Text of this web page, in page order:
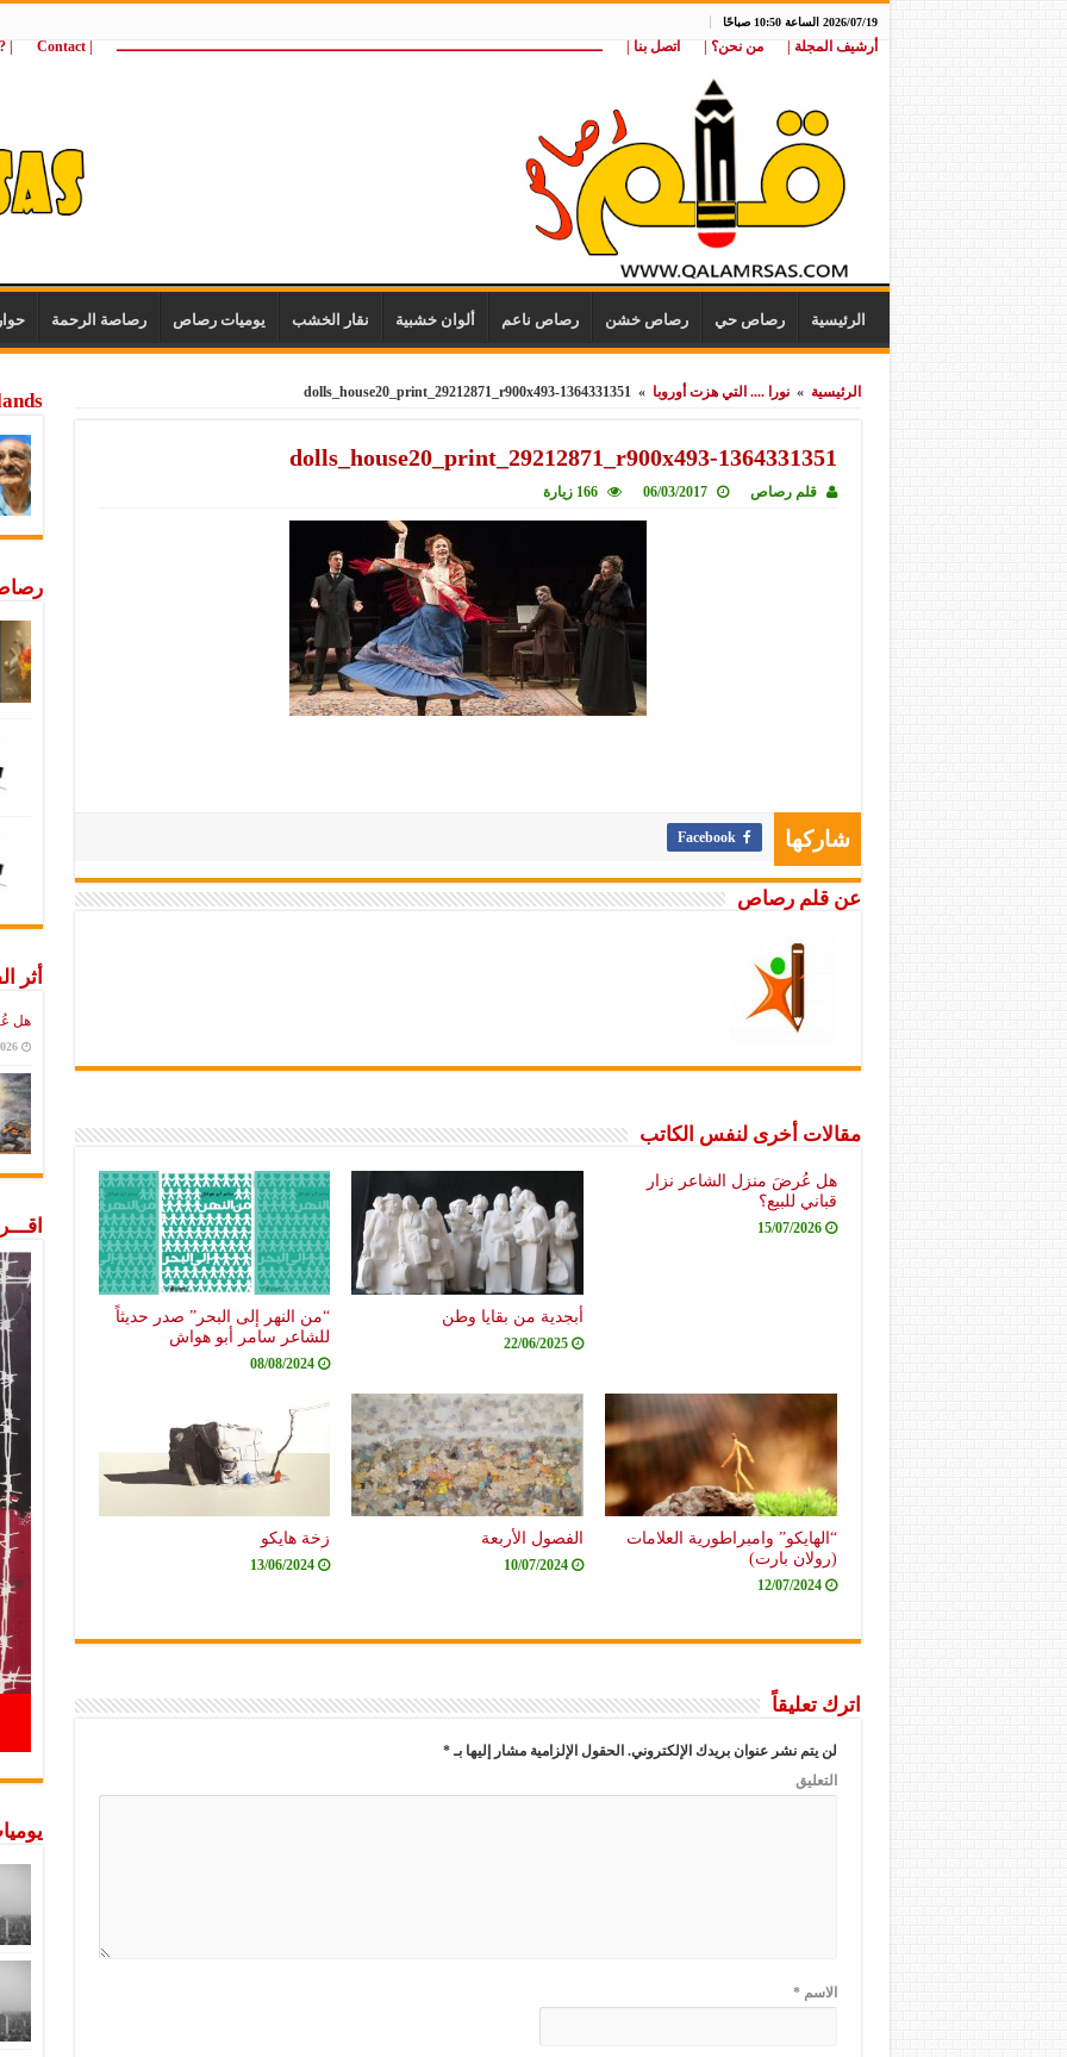
2026/07/19 الساعة 10:50 صباحًا
أرشيف المجلة | من نحن؟ | اتصل بنا | ــــــــــــــــــــــــــــــــــــــــــــــــــــــــــــــــــــــــــــــــــــــــــــــــــــــ | Contact
wij
الرئيسية رصاص حي رصاص خشن رصاص ناعم ألوان خشبية نقار الخشب يوميات رصاص رصاصة الرحمة
الرئيسية » نورا .... التي هزت أوروبا »
1364331351-dolls_house20_print_29212871_r900x493
1364331351-dolls_house20_print_29212871_r900x493
قلم رصاص 06/03/2017 166 زيارة
شاركها Facebook
عن قلم رصاص
مقالات أخرى لنفس الكاتب
هل عُرضَ منزل الشاعر نزار
قباني للبيع؟
15/07/2026
أبجدية من بقايا وطن
22/06/2025
“من النهر إلى البحر” صدر حديثاً
للشاعر سامر أبو هواش
08/08/2024
“الهايكو” وامبراطورية العلامات
(رولان بارت)
12/07/2024
الفصول الأربعة
10/07/2024
زخة هايكو
13/06/2024
اترك تعليقاً
لن يتم نشر عنوان بريدك الإلكتروني. الحقول الإلزامية مشار إليها بـ*
التعليق
الاسم*
أثر
هل